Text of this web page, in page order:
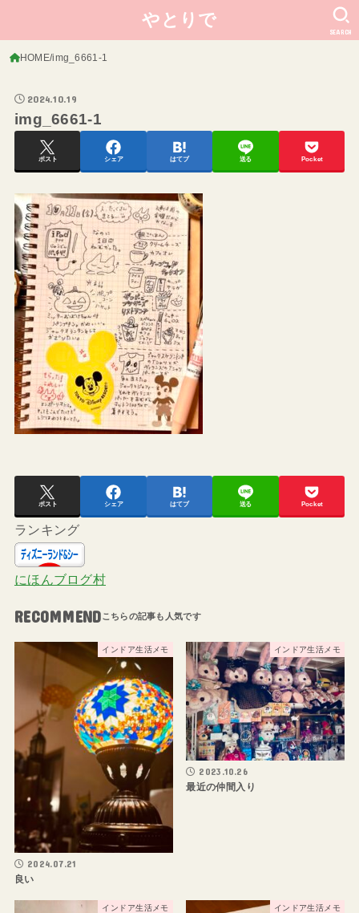
やとりで
SEARCH
HOME img_6661-1
2024.10.19
img_6661-1
ポスト シェア はてブ 送る Pocket
ポスト シェア はてブ 送る Pocket
ランキング
にほんブログ村
RECOMMEND
インドア生活メモ
2024.07.21
良い
インドア生活メモ
2023.10.26
最近の仲間入り
インドア生活メモ インドア生活メモ